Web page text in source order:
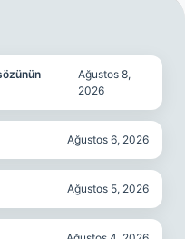
Ağustos 8,
2026
Ağustos 6, 2026
Ağustos 5, 2026